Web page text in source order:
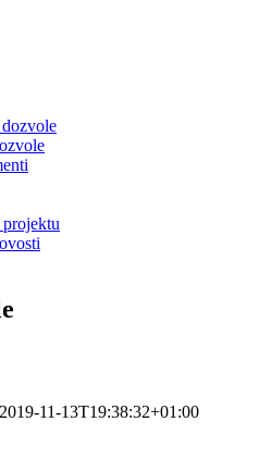
2019-11-13T19:38:32+01:00